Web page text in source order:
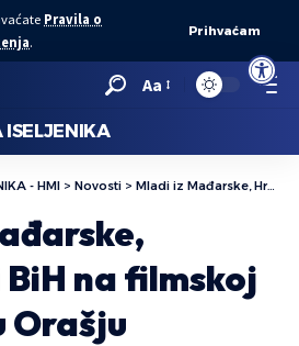
Open
Pravila o
.
Prihvaćam
Aa
- HMI > Novosti > Mladi iz Mađarske, Hrvatske i BiH na filmskoj radionici u Orašju
na filmskoj
Orašju